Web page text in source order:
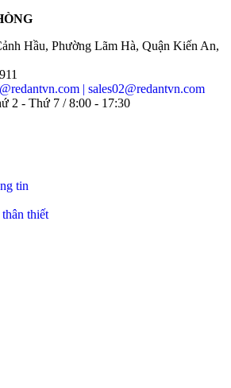
Hầu, Phường Lãm Hà, Quận Kiến An,
| sales02@redantvn.com
2 - Thứ 7 / 8:00 - 17:30
tin
thiết